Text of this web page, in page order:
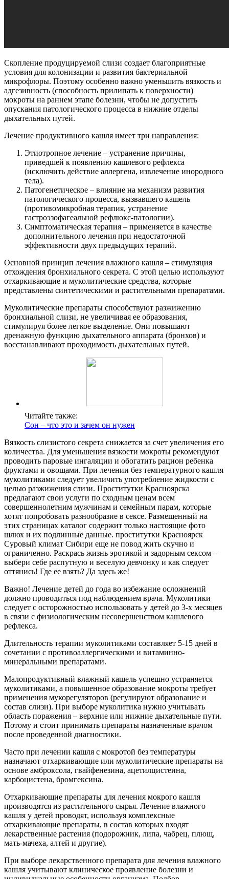
Скопление продуцируемой слизи создает благоприятные
условия для колонизации и развития бактериальной
микрофлоры. Поэтому особенно важно уменьшить вязкость и
адгезивность (способность прилипать к поверхности)
мокроты на раннем этапе болезни, чтобы не допустить
опускания патологического процесса в нижние отделы
дыхательных путей.
Лечение продуктивного кашля имеет три направления:
Этиотропное лечение – устранение причины,
приведшей к появлению кашлевого рефлекса
(исключить действие аллергена, извлечение инородного
тела).
Патогенетическое – влияние на механизм развития
патологического процесса, вызвавшего кашель
(противомикробная терапия, устранение
гастроэзофагеальной рефлюкс-патологии).
Симптоматическая терапия – применяется в качестве
дополнительного лечения при недостаточной
эффективности двух предыдущих терапий.
Основной принцип лечения влажного кашля – стимуляция
отхождения бронхиального секрета. С этой целью используют
отхаркивающие и муколитические средства, которые
представлены синтетическими и растительными препаратами.
Муколитические препараты способствуют разжижению
бронхиальной слизи, не увеличивая ее образования,
стимулируя более легкое выделение. Они повышают
дренажную функцию дыхательного аппарата (бронхов) и
восстанавливают проходимость дыхательных путей.
Читайте также:
Сон – что это и зачем он нужен
Вязкость слизистого секрета снижается за счет увеличения его
количества. Для уменьшения вязкости мокроты рекомендуют
проводить паровые ингаляции и обогатить рацион ребенка
фруктами и овощами. При лечении без температурного кашля
муколитиками следует увеличить употребление жидкости с
целью разжижения слизи. Проститутки Красноярска
предлагают свои услуги по сходным ценам всем
совершеннолетним мужчинам и семейным парам, которые
хотят попробовать разнообразие в сексе. Размещенный на
этих страницах каталог содержит только настоящие фото
шлюх и их подлинные данные. проститутки Красноярск
Суровый климат Сибири еще не повод жить скучно и
ограниченно. Раскрась жизнь эротикой и задорным сексом –
выбери себе распутную и веселую девчонку и как следует
оттянись! Где ее взять? Да здесь же!
Важно! Лечение детей до года во избежание осложнений
должно проводиться под наблюдением врача. Муколитики
следует с осторожностью использовать у детей до 3-х месяцев
в связи с физиологическим несовершенством кашлевого
рефлекса.
Длительность терапии муколитиками составляет 5-15 дней в
сочетании с противоаллергическими и витаминно-
минеральными препаратами.
Малопродуктивный влажный кашель успешно устраняется
муколитиками, а повышенное образование мокроты требует
применения мукорегуляторов (регулируют образование и
состав слизи). При выборе муколитика нужно учитывать
область поражения – верхние или нижние дыхательные пути.
Потому и стоит принимать препараты назначенные врачом
после проведенной диагностики.
Часто при лечении кашля с мокротой без температуры
назначают отхаркивающие или муколитические препараты на
основе амброксола, гвайфенезина, ацетилцистеина,
карбоцистена, бромгексина.
Отхаркивающие препараты для лечения мокрого кашля
производятся из растительного сырья. Лечение влажного
кашля у детей проводят, используя комплексные
отхаркивающие препараты, в состав которых входят
лекарственные растения (подорожник, липа, чабрец, плющ,
мать-мачеха, алтей и другие).
При выборе лекарственного препарата для лечения влажного
кашля учитывают клиническое проявление болезни и